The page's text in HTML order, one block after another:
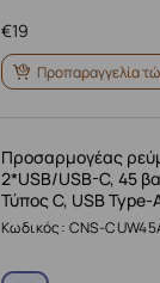
19
€
Προπαραγγελία
Προσαρμογέας
2*USB/USB-C, 45
Τύπος C, USB
Κωδικός: CNS-